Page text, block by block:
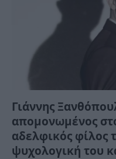
Γιάννης
απομονωμένος
αδελφικός φίλος
ψυχολογική του